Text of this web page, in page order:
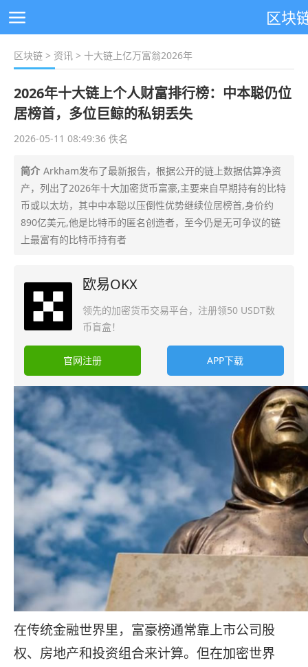
区块
区块链 > 资讯 > 十大链上亿万富翁2026年
2026年十大链上个人财富排行榜：中本聪仍位
居榜首，多位巨鲸的私钥丢失
2026-05-11 08:49:36 佚名
简介 Arkham发布了最新报告，根据公开的链上数据估算净资
产，列出了2026年十大加密货币富豪,主要来自早期持有的比特
币或以太坊，其中中本聪以压倒性优势继续位居榜首,身价约
890亿美元,他是比特币的匿名创造者，至今仍是无可争议的链
上最富有的比特币持有者
欧易OKX
领先的加密货币交易平台，注册领50 USDT数
币盲盒！
官网注册 APP下载
在传统金融世界里，富豪榜通常靠上市公司股
权、房地产和投资组合来计算。但在加密世界